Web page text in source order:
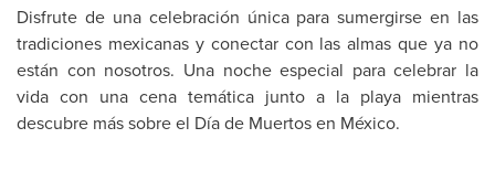
Disfrute de una celebración única para sumergirse en las
tradiciones mexicanas y conectar con las almas que ya no
están con nosotros. Una noche especial para celebrar la
vida con una cena temática junto a la playa mientras
descubre más sobre el Día de Muertos en México.